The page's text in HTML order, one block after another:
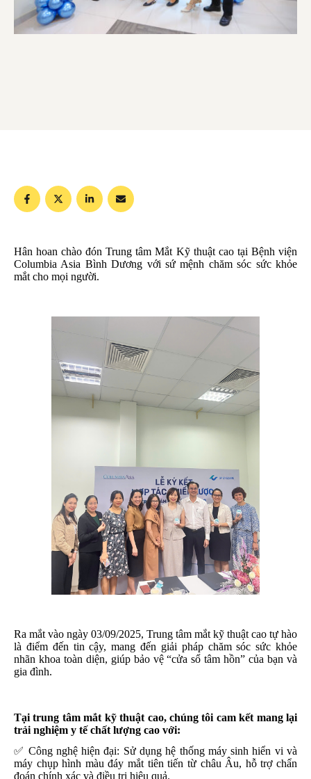
Hân hoan chào đón Trung tâm Mắt Kỹ thuật cao tại Bệnh viện
Columbia Asia Bình Dương với sứ mệnh chăm sóc sức khỏe
mắt cho mọi người.
Ra mắt vào ngày 03/09/2025, Trung tâm mắt kỹ thuật cao tự hào
là điểm đến tin cậy, mang đến giải pháp chăm sóc sức khỏe
nhãn khoa toàn diện, giúp bảo vệ “cửa sổ tâm hồn” của bạn và
gia đình.
Tại trung tâm mắt kỹ thuật cao, chúng tôi cam kết mang lại
trải nghiệm y tế chất lượng cao với:
✅ Công nghệ hiện đại: Sử dụng hệ thống máy sinh hiển vi và
máy chụp hình màu đáy mắt tiên tiến từ châu Âu, hỗ trợ chẩn
đoán chính xác và điều trị hiệu quả.